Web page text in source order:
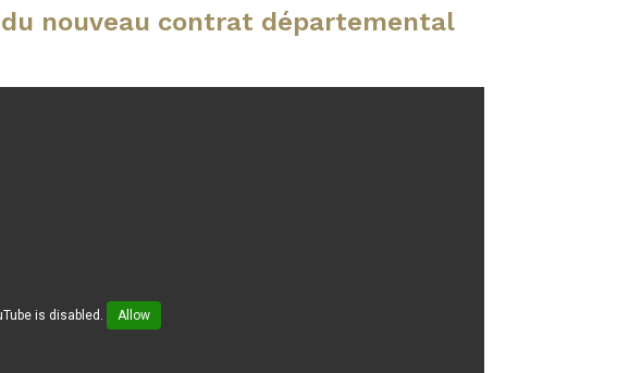
nouveau contrat départemental
is disabled. Allow